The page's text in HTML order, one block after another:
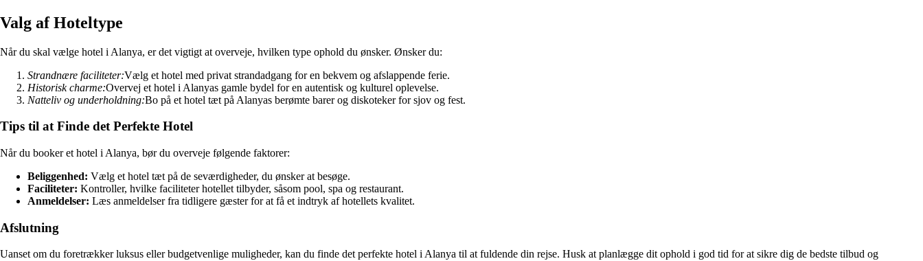
Valg af Hoteltype
Når du skal vælge hotel i Alanya, er det vigtigt at overveje, hvilken type ophold du ønsker. Ønsker du:
Strandnære faciliteter:Vælg et hotel med privat strandadgang for en bekvem og afslappende ferie.
Historisk charme:Overvej et hotel i Alanyas gamle bydel for en autentisk og kulturel oplevelse.
Natteliv og underholdning:Bo på et hotel tæt på Alanyas berømte barer og diskoteker for sjov og fest.
Tips til at Finde det Perfekte Hotel
Når du booker et hotel i Alanya, bør du overveje følgende faktorer:
Beliggenhed: Vælg et hotel tæt på de seværdigheder, du ønsker at besøge.
Faciliteter: Kontroller, hvilke faciliteter hotellet tilbyder, såsom pool, spa og restaurant.
Anmeldelser: Læs anmeldelser fra tidligere gæster for at få et indtryk af hotellets kvalitet.
Afslutning
Uanset om du foretrækker luksus eller budgetvenlige muligheder, kan du finde det perfekte hotel i Alanya til at fuldende din rejse. Husk at planlægge dit ophold i god tid for at sikre dig de bedste tilbud og